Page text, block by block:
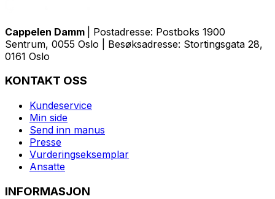
Cappelen Damm
| Postadresse: Postboks 1900
Sentrum, 0055 Oslo | Besøksadresse: Stortingsgata 28,
0161 Oslo
KONTAKT OSS
Kundeservice
Min side
Send inn manus
Presse
Vurderingseksemplar
Ansatte
INFORMASJON